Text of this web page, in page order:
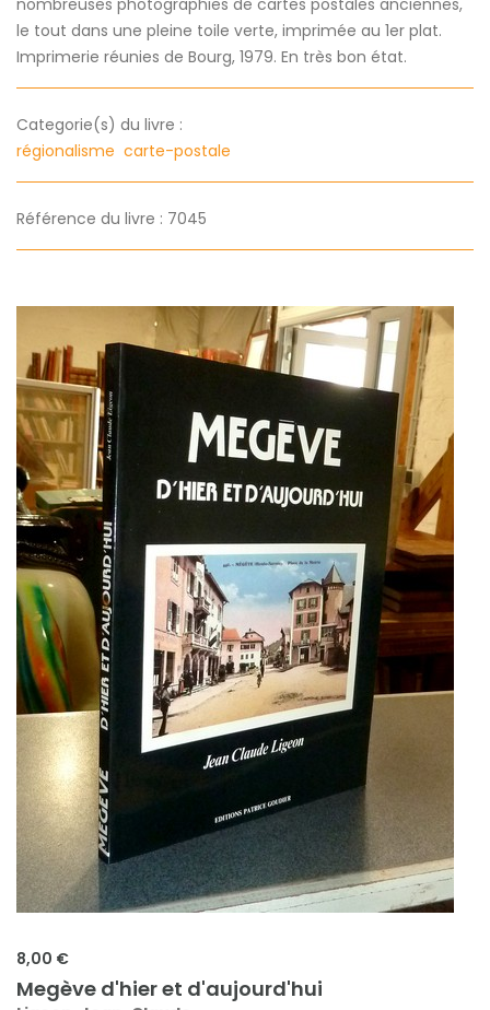
nombreuses photographies de cartes postales anciennes,
le tout dans une pleine toile verte, imprimée au 1er plat.
Imprimerie réunies de Bourg, 1979. En très bon état.
Categorie(s) du livre :
régionalisme carte-postale
Référence du livre : 7045
8,00 €
Megève d'hier et d'aujourd'hui